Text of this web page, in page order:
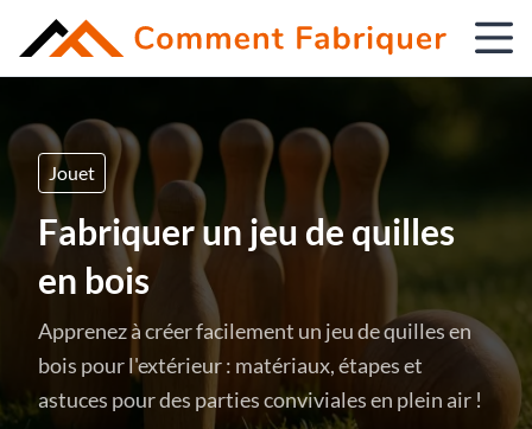
Jouet
Fabriquer un jeu de quilles
en bois
Apprenez à créer facilement un jeu de quilles en
bois pour l'extérieur : matériaux, étapes et
astuces pour des parties conviviales en plein air !